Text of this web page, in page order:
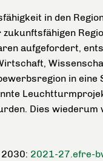
in den
aufgefordert,
in eine
Dies wiederum
2021-27.efre-